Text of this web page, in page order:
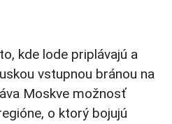
kde lode priplávajú a
vstupnou bránou na
Moskve možnosť
o ktorý bojujú